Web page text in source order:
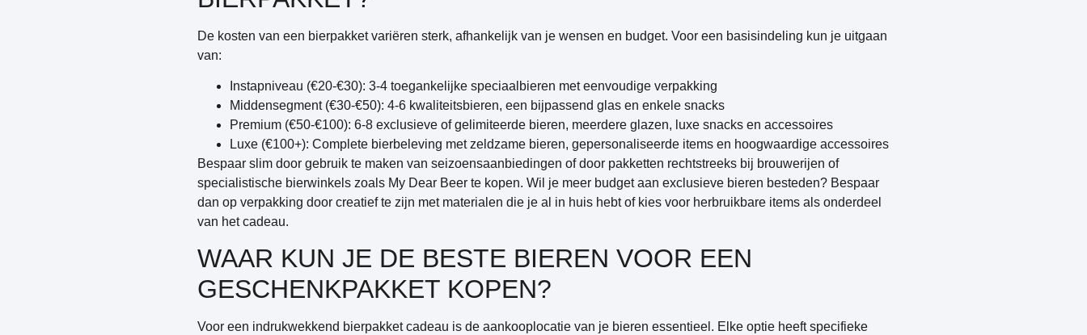
De kosten van een bierpakket variëren sterk, afhankelijk van je wensen en budget. Voor een basisindeling kun je uitgaan
van:
Instapniveau (€20-€30): 3-4 toegankelijke speciaalbieren met eenvoudige verpakking
Middensegment(€30-€50): 4-6 kwaliteitsbieren, een bijpassend glas en enkele snacks
Premium (€50-€100): 6-8 exclusieve of gelimiteerde bieren, meerdere glazen, luxe snacks en accessoires
Luxe (€100+): Complete bierbeleving met zeldzame bieren, gepersonaliseerde items en hoogwaardige accessoires
Bespaar slim door gebruik te maken van seizoensaanbiedingen of door pakketten rechtstreeks bij brouwerijen of
specialistische bierwinkels zoals My Dear Beer te kopen. Wil je meer budget aan exclusieve bieren besteden? Bespaar
dan op verpakking door creatief te zijn met materialen die je al in huis hebt of kies voor herbruikbare items als onderdeel
van het cadeau.
WAAR KUN JE DE BESTE BIEREN VOOR EEN
GESCHENKPAKKET KOPEN?
Voor een indrukwekkend bierpakket cadeau is de aankooplocatie van je bieren essentieel. Elke optie heeft specifieke